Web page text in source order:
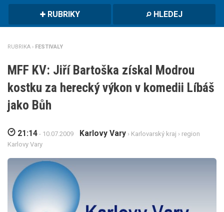
RUBRIKY HLEDEJ
RUBRIKA › FESTIVALY
MFF KV: Jiří Bartoška získal Modrou
kostku za herecký výkon v komedii Líbáš
jako Bůh
21:14 - 10.07.2009 Karlovy Vary › Karlovarský kraj › region
Karlovy Vary